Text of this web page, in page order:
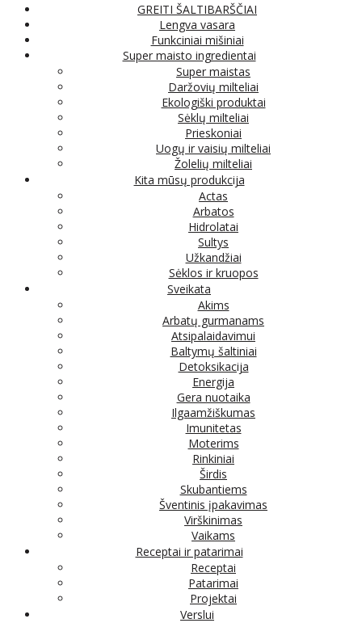
GREITI ŠALTIBARŠČIAI
Lengva vasara
Funkciniai mišiniai
Super maisto ingredientai
Super maistas
Daržovių milteliai
Ekologiški produktai
Sėklų milteliai
Prieskoniai
Uogų ir vaisių milteliai
Žolelių milteliai
Kita mūsų produkcija
Actas
Arbatos
Hidrolatai
Sultys
Užkandžiai
Sėklos ir kruopos
Sveikata
Akims
Arbatų gurmanams
Atsipalaidavimui
Baltymų šaltiniai
Detoksikacija
Energija
Gera nuotaika
Ilgaamžiškumas
Imunitetas
Moterims
Rinkiniai
Širdis
Skubantiems
Šventinis įpakavimas
Virškinimas
Vaikams
Receptai ir patarimai
Receptai
Patarimai
Projektai
Verslui